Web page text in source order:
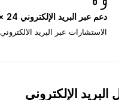
دعم عبر البريد الإلكتروني 24 × 7
الاستشارات عبر البريد الالكتروني
الإلكتروني